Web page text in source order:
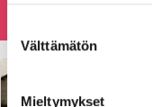
valinta
Välttämätön
Mieltymykset